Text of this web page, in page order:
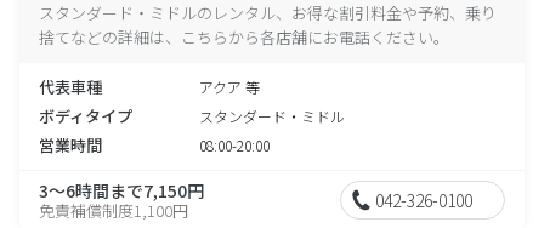
スタンダード・ミドルのレンタル、お得な割引料金や予約、乗り
捨てなどの詳細は、こちらから各店舗にお電話ください。
代表車種 アクア 等
ボディタイプ スタンダード・ミドル
営業時間 08:00-20:00
3～6時間まで7,150円
免責補償制度1,100円 042-326-0100